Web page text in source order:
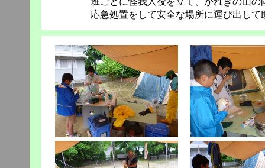
応急処置をして安全な場所に運び出し